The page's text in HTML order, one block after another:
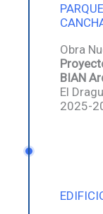
Obra
BIAN
El
2025-